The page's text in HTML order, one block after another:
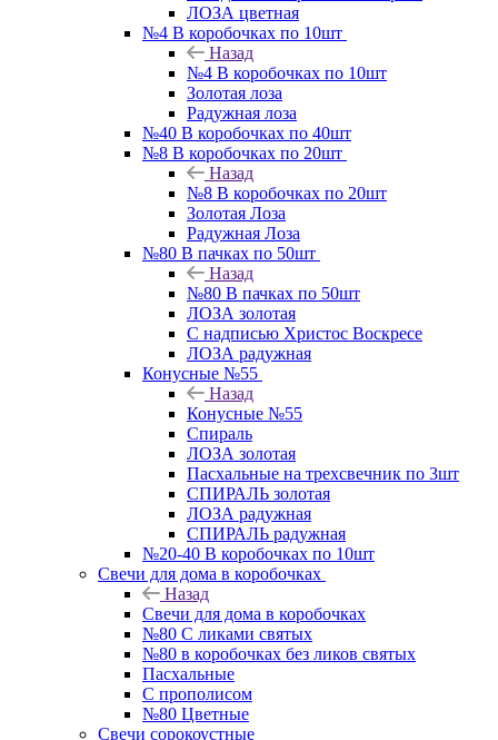
ЛОЗА цветная
№4 В коробочках по 10шт
Назад
№4 В коробочках по 10шт
Золотая лоза
Радужная лоза
№40 В коробочках по 40шт
№8 В коробочках по 20шт
Назад
№8 В коробочках по 20шт
Золотая Лоза
Радужная Лоза
№80 В пачках по 50шт
Назад
№80 В пачках по 50шт
ЛОЗА золотая
С надписью Христос Воскресе
ЛОЗА радужная
Конусные №55
Назад
Конусные №55
Спираль
ЛОЗА золотая
Пасхальные на трехсвечник по 3шт
СПИРАЛЬ золотая
ЛОЗА радужная
СПИРАЛЬ радужная
№20-40 В коробочках по 10шт
Свечи для дома в коробочках
Назад
Свечи для дома в коробочках
№80 С ликами святых
№80 в коробочках без ликов святых
Пасхальные
С прополисом
№80 Цветные
Свечи сорокоустные